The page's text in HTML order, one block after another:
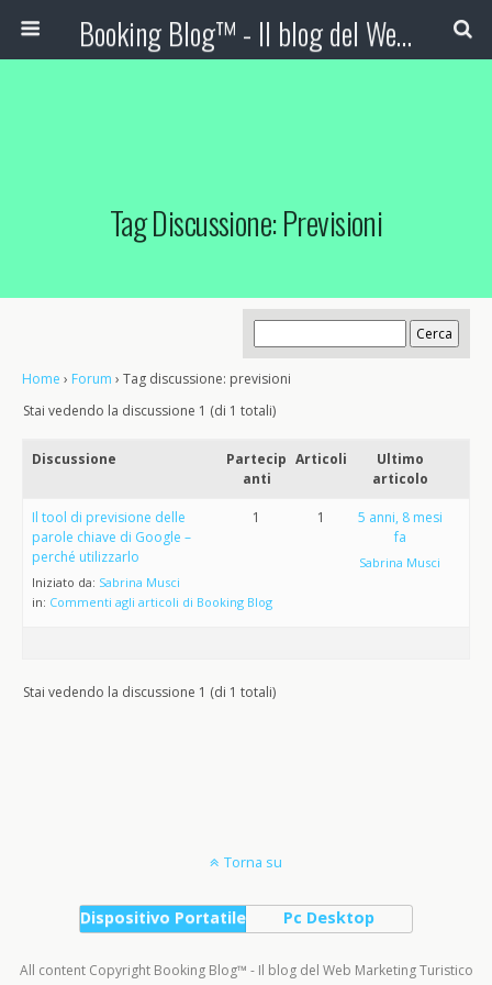
Booking Blog™ - Il blog del Web Marketing Turistico
Tag Discussione: Previsioni
Home › Forum › Tag discussione: previsioni
Stai vedendo la discussione 1 (di 1 totali)
Discussione
Partecip
anti
Articoli
Ultimo
articolo
Il tool di previsione delle
parole chiave di Google –
perché utilizzarlo
Iniziato da: Sabrina Musci
in: Commenti agli articoli di Booking Blog
1 1
5 anni, 8 mesi
fa
Sabrina Musci
Stai vedendo la discussione 1 (di 1 totali)
Torna su
Dispositivo Portatile Pc Desktop
All content Copyright Booking Blog™ - Il blog del Web Marketing Turistico